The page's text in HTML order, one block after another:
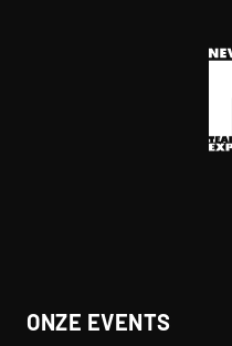
ONZE EVENTS